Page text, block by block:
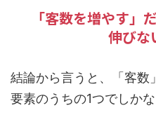
「客数を増やす」
伸びな
結論から言うと、「客数
要素のうちの1つでしかな